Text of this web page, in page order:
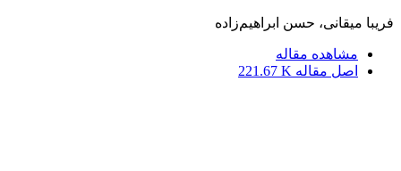
فریبا میقانی، حسن ابراهیم‌زاده
مشاهده مقاله
اصل مقاله 221.67 K